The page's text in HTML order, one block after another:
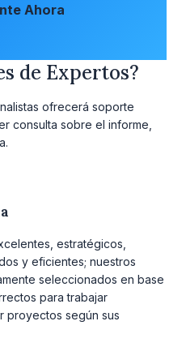
Ahora
de Expertos?
ofrecerá soporte
consulta sobre el informe,
estratégicos,
y eficientes; nuestros
seleccionados en base
para trabajar
proyectos según sus